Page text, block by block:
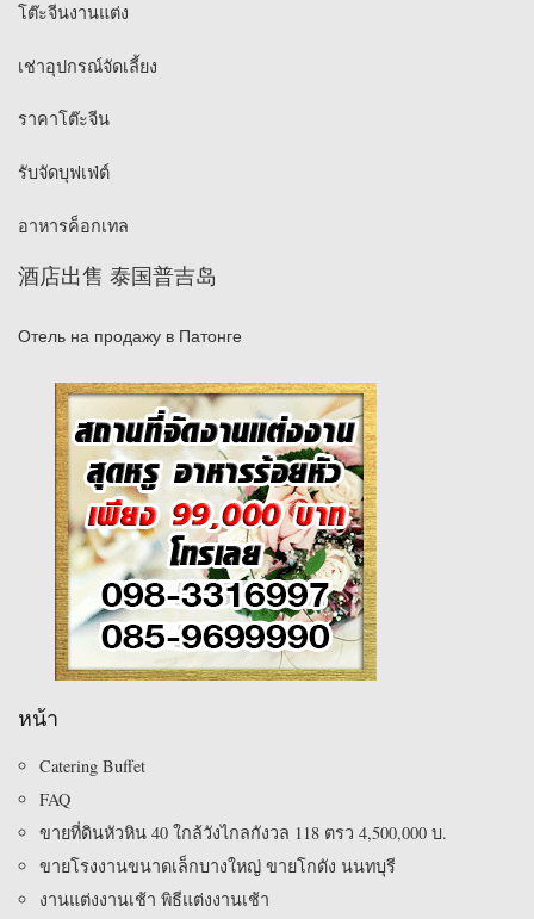
โต๊ะจีนงานแต่ง
เช่าอุปกรณ์จัดเลี้ยง
ราคาโต๊ะจีน
รับจัดบุฟเฟ่ต์
อาหารค็อกเทล
酒店出售 泰国普吉岛
Отель на продажу в Патонге
หน้า
Catering Buffet
FAQ
ขายที่ดินหัวหิน 40 ใกล้วังไกลกังวล 118 ตรว 4,500,000 บ.
ขายโรงงานขนาดเล็กบางใหญ่ ขายโกดัง นนทบุรี
งานแต่งงานเช้า พิธีแต่งงานเช้า